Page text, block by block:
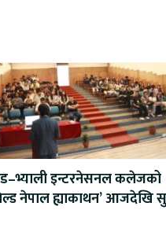
इन्टरनेसनल कलेजको
नेपाल ह्याकाथन’ आजदेखि